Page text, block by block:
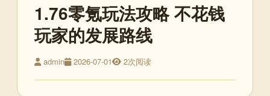
1.76零氪玩法攻略 不花钱
玩家的发展路线
admin 2026-07-01 2次阅读